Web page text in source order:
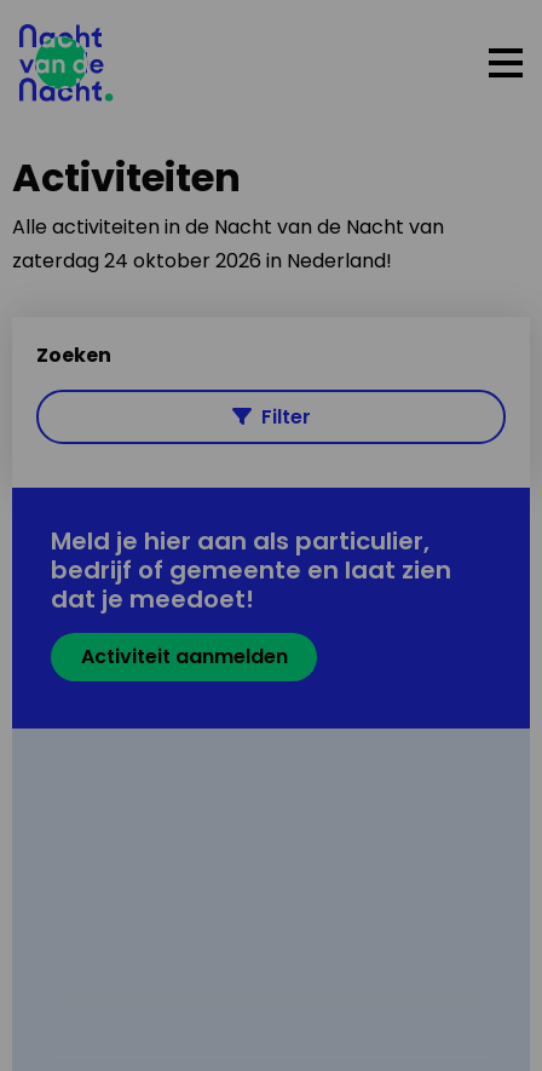
Activiteiten
Alle activiteiten in de Nacht van de Nacht van
zaterdag 24 oktober 2026 in Nederland!
Zoeken
Filter
Meld je hier aan als particulier,
bedrijf of gemeente en laat zien
dat je meedoet!
Activiteit aanmelden